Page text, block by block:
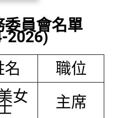
員會名單
2026)
名
職位
女 主席